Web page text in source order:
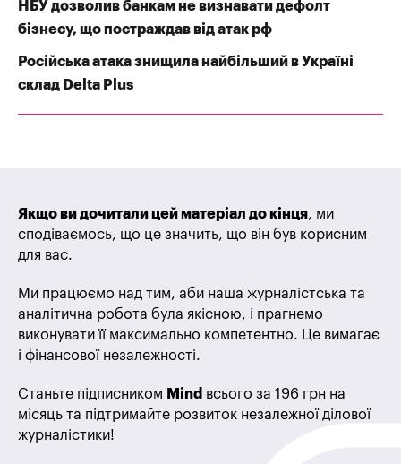
НБУ дозволив банкам не визнавати дефолт
бізнесу, що постраждав від атак рф
Російська атака знищила найбільший в Україні
склад Delta Plus
Якщо ви дочитали цей матеріал до кінця, ми
сподіваємось, що це значить, що він був корисним
для вас.
Ми працюємо над тим, аби наша журналістська та
аналітична робота була якісною, і прагнемо
виконувати її максимально компетентно. Це вимагає
і фінансової незалежності.
Станьте підписником Mind всього за 196 грн на
місяць та підтримайте розвиток незалежної ділової
журналістики!